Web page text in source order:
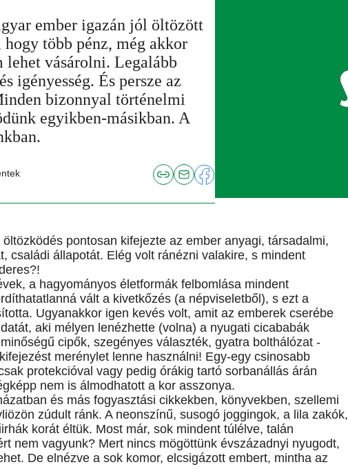
ember igazán jól öltözött
több pénz, még akkor
lehet vásárolni. Legalább
igényesség. És persze az
bizonnyal történelmi
egyikben-másikban. A
pontosan kifejezte az ember anyagi, társadalmi,
családi állapotát. Elég volt ránézni valakire, s mindent
a hagyományos életformák felbomlása mindent
vált a kivetkőzés (a népviseletből), s ezt a
Ugyanakkor igen kevés volt, amit az emberek cserébe
aki mélyen lenézhette (volna) a nyugati cicababák
cipők, szegényes választék, gyatra bolthálózat -
merénylet lenne használni! Egy-egy csinosabb
protekcióval vagy pedig órákig tartó sorbanállás árán
nem is álmodhatott a kor asszonya.
és más fogyasztási cikkekben, könyvekben, szellemi
zúdult ránk. A neonszínű, susogó joggingok, a lila zakók,
korát éltük. Most már, sok mindent túlélve, talán
nem vagyunk? Mert nincs mögöttünk évszázadnyi nyugodt,
De elnézve a sok komor, elcsigázott embert, mintha az